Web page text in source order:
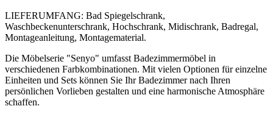
LIEFERUMFANG: Bad Spiegelschrank,
Waschbeckenunterschrank, Hochschrank, Midischrank, Badregal,
Montageanleitung, Montagematerial.
Die Möbelserie "Senyo" umfasst Badezimmermöbel in
verschiedenen Farbkombinationen. Mit vielen Optionen für einzelne
Einheiten und Sets können Sie Ihr Badezimmer nach Ihren
persönlichen Vorlieben gestalten und eine harmonische Atmosphäre
schaffen.